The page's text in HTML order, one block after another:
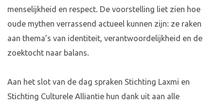
menselijkheid en respect. De voorstelling liet zien hoe
oude mythen verrassend actueel kunnen zijn: ze raken
aan thema’s van identiteit, verantwoordelijkheid en de
zoektocht naar balans.
Aan het slot van de dag spraken Stichting Laxmi en
Stichting Culturele Alliantie hun dank uit aan alle